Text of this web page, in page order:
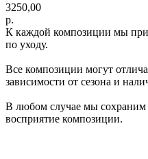
3250,00
р.
К каждой композиции мы
по уходу.
Все композиции могут
зависимости от сезона и
В любом случае мы сохраним
восприятие композиции.